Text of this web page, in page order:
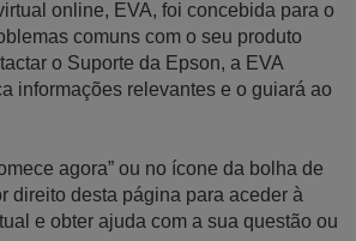
online, EVA, foi concebida para o
comuns com o seu produto
o Suporte da Epson, a EVA
informações relevantes e o guiará ao
agora” ou no ícone da bolha de
direito desta página para aceder à
e obter ajuda com a sua questão ou